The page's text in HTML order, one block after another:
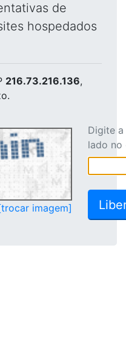
de
hospedados
216.73.216.136,
imagem]
Digite
lado no